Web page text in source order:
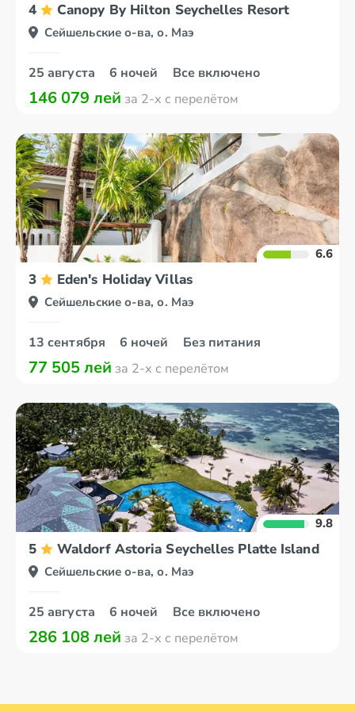
4 Canopy By Hilton Seychelles Resort
Сейшельские о-ва, о. Маэ
25 августа 6 ночей Все включено
146 079 лей за 2-х с перелётом
6.6
3 Eden's Holiday Villas
Сейшельские о-ва, о. Маэ
13 сентября 6 ночей Без питания
77 505 лей за 2-х с перелётом
9.8
5 Waldorf Astoria Seychelles Platte Island
Сейшельские о-ва, о. Маэ
25 августа 6 ночей Все включено
286 108 лей за 2-х с перелётом